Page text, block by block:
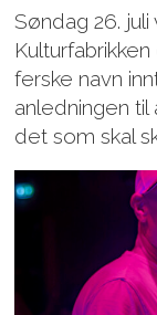
Søndag 26.
ferske navn
anledningen til
det som skal